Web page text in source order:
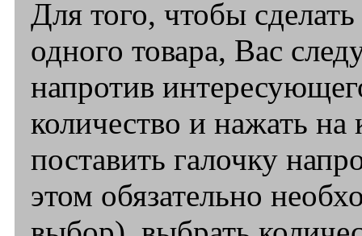
Для того, чтобы сделать
одного товара, Вас
напротив
количество и нажать
поставить галочку
этом обязательно